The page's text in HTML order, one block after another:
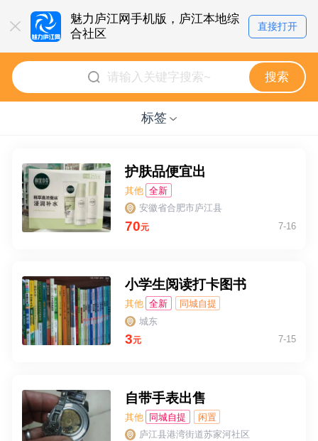
魅力庐江网手机版，庐江本地综
合社区
直接打开
搜索
标签
护肤品便宜出
其他 全新
安徽省合肥市庐江县
70元 7-16
小学生阅读打卡图书
其他 全新
同城自提
城东
3元 7-15
自带手表出售
其他 同城自提
闲置
庐江县港湾街道苏家河社区